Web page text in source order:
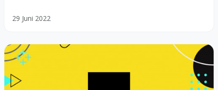
29 Juni 2022